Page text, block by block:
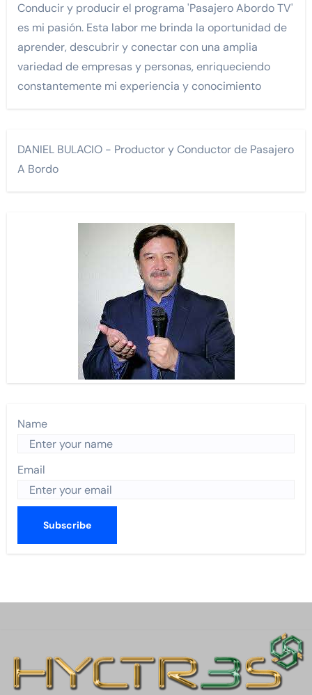
Conducir y producir el programa 'Pasajero Abordo TV'
es mi pasión. Esta labor me brinda la oportunidad de
aprender, descubrir y conectar con una amplia
variedad de empresas y personas, enriqueciendo
constantemente mi experiencia y conocimiento
DANIEL BULACIO - Productor y Conductor de Pasajero
A Bordo
Name
Email